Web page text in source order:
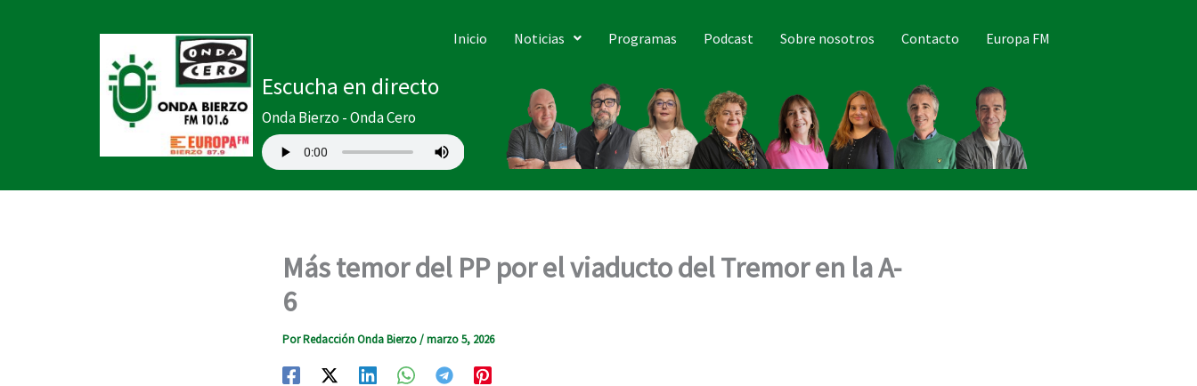
Inicio Noticias Programas Podcast Sobre nosotros Contacto Europa FM
Escucha en directo
Onda Bierzo - Onda Cero
Más temor del PP por el viaducto del Tremor en la A-
6
PorRedacción Onda Bierzo/marzo 5, 2026